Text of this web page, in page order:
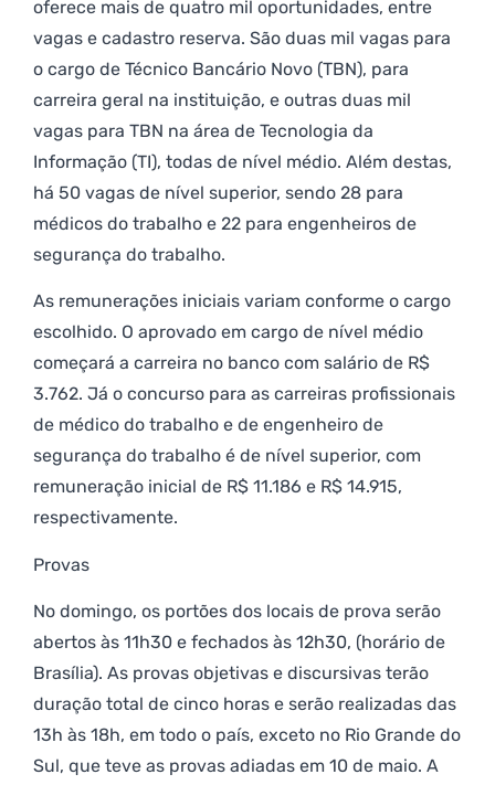
oferece mais de quatro mil oportunidades, entre
vagas e cadastro reserva. São duas mil vagas para
o cargo de Técnico Bancário Novo (TBN), para
carreira geral na instituição, e outras duas mil
vagas para TBN na área de Tecnologia da
Informação (TI), todas de nível médio. Além destas,
há 50 vagas de nível superior, sendo 28 para
médicos do trabalho e 22 para engenheiros de
segurança do trabalho.
As remunerações iniciais variam conforme o cargo
escolhido. O aprovado em cargo de nível médio
começará a carreira no banco com salário de R$
3.762. Já o concurso para as carreiras profissionais
de médico do trabalho e de engenheiro de
segurança do trabalho é de nível superior, com
remuneração inicial de R$ 11.186 e R$ 14.915,
respectivamente.
Provas
No domingo, os portões dos locais de prova serão
abertos às 11h30 e fechados às 12h30, (horário de
Brasília). As provas objetivas e discursivas terão
duração total de cinco horas e serão realizadas das
13h às 18h, em todo o país, exceto no Rio Grande do
Sul, que teve as provas adiadas em 10 de maio. A